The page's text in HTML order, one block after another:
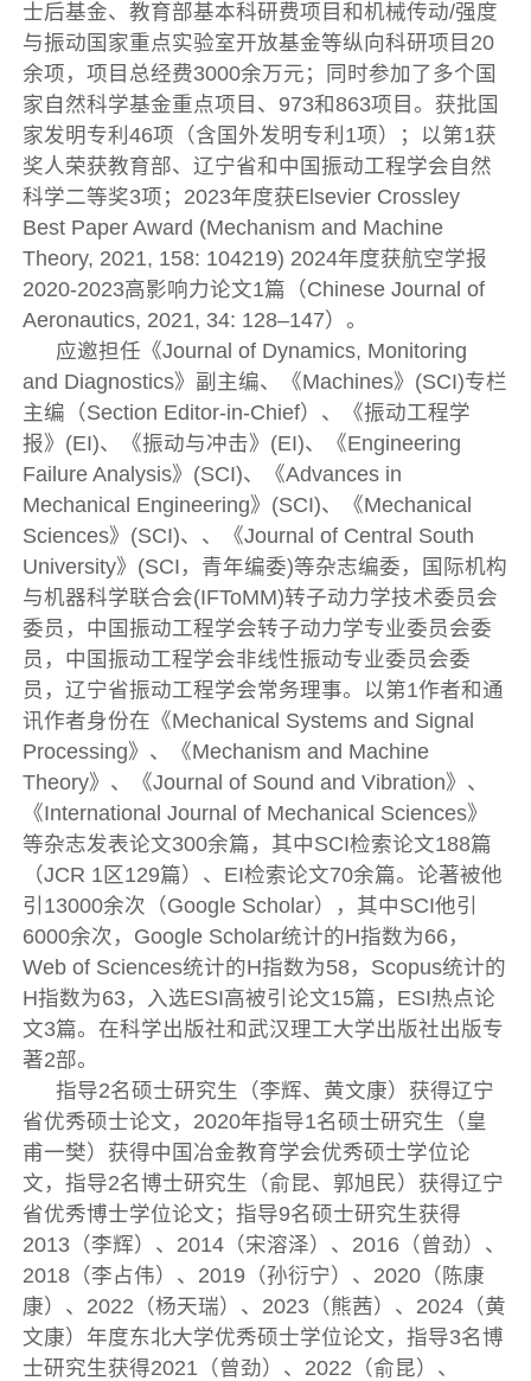
士后基金、教育部基本科研费项目和机械传动/强度
与振动国家重点实验室开放基金等纵向科研项目20
余项，项目总经费3000余万元；同时参加了多个国
家自然科学基金重点项目、973和863项目。获批国
家发明专利46项（含国外发明专利1项）；以第1获
奖人荣获教育部、辽宁省和中国振动工程学会自然
科学二等奖3项；2023年度获Elsevier Crossley
Best Paper Award (Mechanism and Machine
Theory, 2021, 158: 104219) 2024年度获航空学报
2020-2023高影响力论文1篇（Chinese Journal of
Aeronautics, 2021, 34: 128–147）。
应邀担任《Journal of Dynamics, Monitoring
and Diagnostics》副主编、《Machines》(SCI)专栏
主编（Section Editor-in-Chief）、《振动工程学
报》(EI)、《振动与冲击》(EI)、《Engineering
Failure Analysis》(SCI)、《Advances in
Mechanical Engineering》(SCI)、《Mechanical
Sciences》(SCI)、、《Journal of Central South
University》(SCI，青年编委)等杂志编委，国际机构
与机器科学联合会(IFToMM)转子动力学技术委员会
委员，中国振动工程学会转子动力学专业委员会委
员，中国振动工程学会非线性振动专业委员会委
员，辽宁省振动工程学会常务理事。以第1作者和通
讯作者身份在《Mechanical Systems and Signal
Processing》、《Mechanism and Machine
Theory》、《Journal of Sound and Vibration》、
《International Journal of Mechanical Sciences》
等杂志发表论文300余篇，其中SCI检索论文188篇
（JCR 1区129篇）、EI检索论文70余篇。论著被他
引13000余次（Google Scholar），其中SCI他引
6000余次，Google Scholar统计的H指数为66，
Web of Sciences统计的H指数为58，Scopus统计的
H指数为63，入选ESI高被引论文15篇，ESI热点论
文3篇。在科学出版社和武汉理工大学出版社出版专
著2部。
指导2名硕士研究生（李辉、黄文康）获得辽宁
省优秀硕士论文，2020年指导1名硕士研究生（皇
甫一樊）获得中国冶金教育学会优秀硕士学位论
文，指导2名博士研究生（俞昆、郭旭民）获得辽宁
省优秀博士学位论文；指导9名硕士研究生获得
2013（李辉）、2014（宋溶泽）、2016（曾劲）、
2018（李占伟）、2019（孙衍宁）、2020（陈康
康）、2022（杨天瑞）、2023（熊茜）、2024（黄
文康）年度东北大学优秀硕士学位论文，指导3名博
士研究生获得2021（曾劲）、2022（俞昆）、